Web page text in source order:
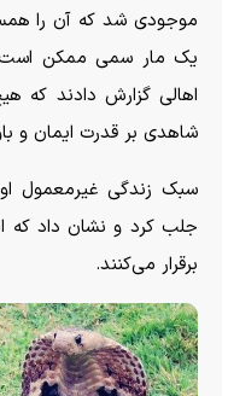
موجودی شد که آن را
یک مار سمی ممکن است
اهالی گزارش دادند که
شاهدی بر قدرت ایمان و
سبک زندگی غیرمعمول
جلب کرد و نشان داد که
برقرار می‌کنند.